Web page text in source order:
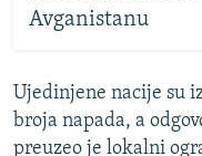
Avganistanu
Ujedinjene nacije su
broja napada, a
preuzeo je lokalni